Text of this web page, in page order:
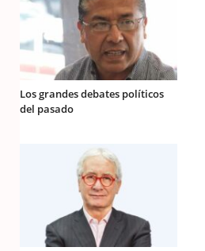
Los grandes debates políticos
del pasado